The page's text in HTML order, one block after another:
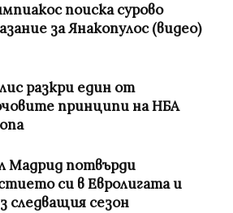
поиска сурово
за Янакопулос (видео)
разкри един от
принципи на НБА
Мадрид потвърди
си в Евролигата и
следващия сезон